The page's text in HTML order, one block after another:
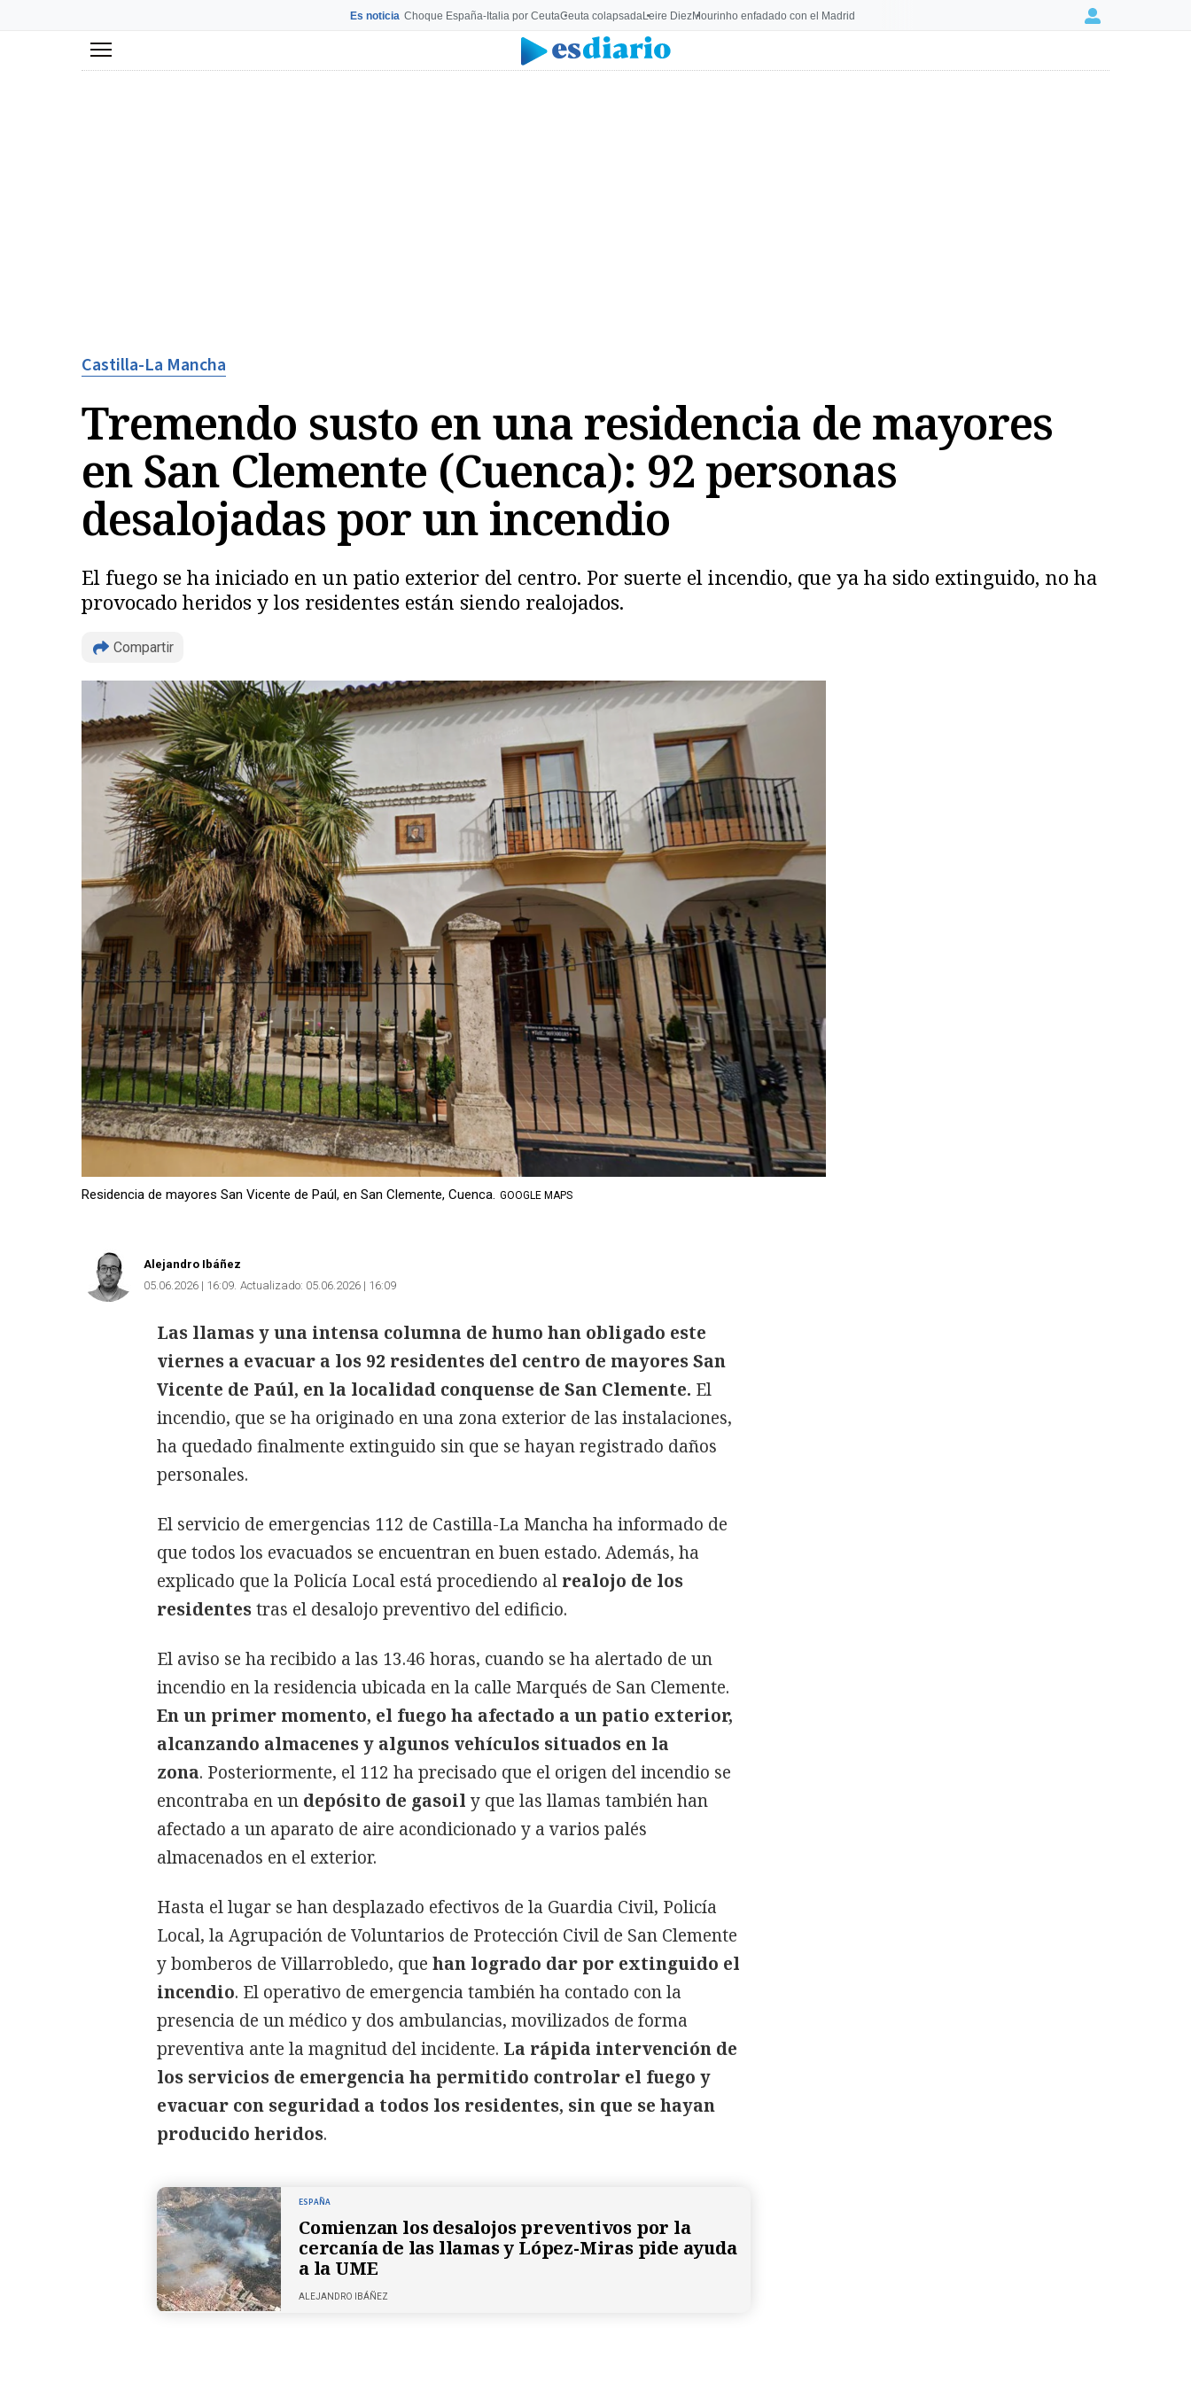
Es noticia Choque España-Italia por CeutaCeuta colapsadaLeire DiezMourinho enfadado con el Madrid Login
Menú
Castilla-La Mancha
Tremendo susto en una residencia de mayores
en San Clemente (Cuenca): 92 personas
desalojadas por un incendio
El fuego se ha iniciado en un patio exterior del centro. Por suerte el incendio, que ya ha sido extinguido, no ha
provocado heridos y los residentes están siendo realojados.
Compartir
Copiar
Residencia de mayores San Vicente de Paúl, en San Clemente, Cuenca. GOOGLE MAPS
Alejandro Ibáñez
05.06.2026 | 16:09 Actualizado: 05.06.2026 | 16:09
Las llamas y una intensa columna de humo han obligado este
viernes a evacuar a los 92 residentes del centro de mayores San
Vicente de Paúl, en la localidad conquense de San Clemente. El
incendio, que se ha originado en una zona exterior de las instalaciones,
ha quedado finalmente extinguido sin que se hayan registrado daños
personales.
El servicio de emergencias 112 de Castilla-La Mancha ha informado de
que todos los evacuados se encuentran en buen estado. Además, ha
explicado que la Policía Local está procediendo al realojo de los
residentestras el desalojo preventivo del edificio.
El aviso se ha recibido a las 13.46 horas, cuando se ha alertado de un
incendio en la residencia ubicada en la calle Marqués de San Clemente.
En un primer momento, el fuego ha afectado a un patio exterior,
alcanzando almacenes y algunos vehículos situados en la
zona. Posteriormente, el 112 ha precisado que el origen del incendio se
encontraba en un depósito de gasoil y que las llamas también han
afectado a un aparato de aire acondicionado y a varios palés
almacenados en el exterior.
Hasta el lugar se han desplazado efectivos de la Guardia Civil, Policía
Local, la Agrupación de Voluntarios de Protección Civil de San Clemente
y bomberos de Villarrobledo, que han logrado dar por extinguido el
incendio. El operativo de emergencia también ha contado con la
presencia de un médico y dos ambulancias, movilizados de forma
preventiva ante la magnitud del incidente. La rápida intervención de
los servicios de emergencia ha permitido controlar el fuego y
evacuar con seguridad a todos los residentes, sin que se hayan
producido heridos.
ESPAÑA
Comienzan los desalojos preventivos por la
cercanía de las llamas y López-Miras pide ayuda
a la UME
ALEJANDRO IBÁÑEZ